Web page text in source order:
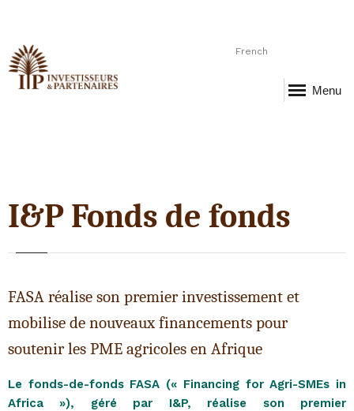
French
Menu
I&P Fonds de fonds
FASA réalise son premier investissement et
mobilise de nouveaux financements pour
soutenir les PME agricoles en Afrique
Le fonds-de-fonds FASA (« Financing for Agri-SMEs in
Africa »), géré par I&P, réalise son premier